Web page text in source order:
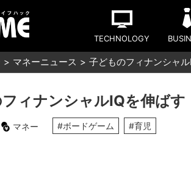
TECHNOLOGY
マネーニュース 子どものフィナンシャ
ィナンシャルIQを伸ば
マネー #ボードゲーム #育児